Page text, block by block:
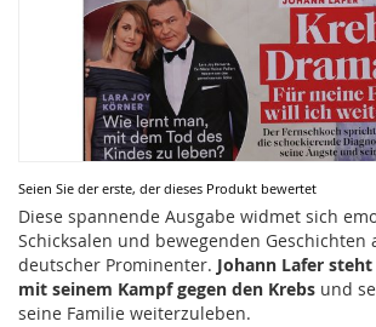
Seien Sie der erste, der dieses Produkt bewertet
Diese spannende Ausgabe widmet sich
Schicksalen und bewegenden Geschichten
deutscher Prominenter. Johann Lafer
mit seinem Kampf gegen den Krebs und
seine Familie weiterzuleben.
Zum
Anfang
der
Bildergalerie
springen